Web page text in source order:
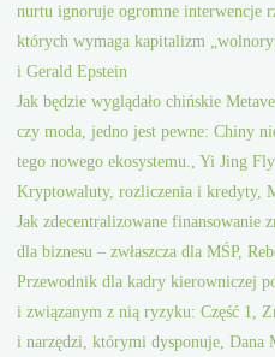
nurtu ignoruje ogromne interwencje
których wymaga kapitalizm
i Gerald Epstein
Jak będzie wyglądało chińskie
czy moda, jedno jest pewne: Chiny
tego nowego ekosystemu., Yi Jing
Kryptowaluty, rozliczenia i kredyty,
Jak zdecentralizowane finansowanie
dla biznesu – zwłaszcza dla MŚP,
Przewodnik dla kadry kierowniczej
i związanym z nią ryzyku: Część 1,
i narzędzi, którymi dysponuje, Dana